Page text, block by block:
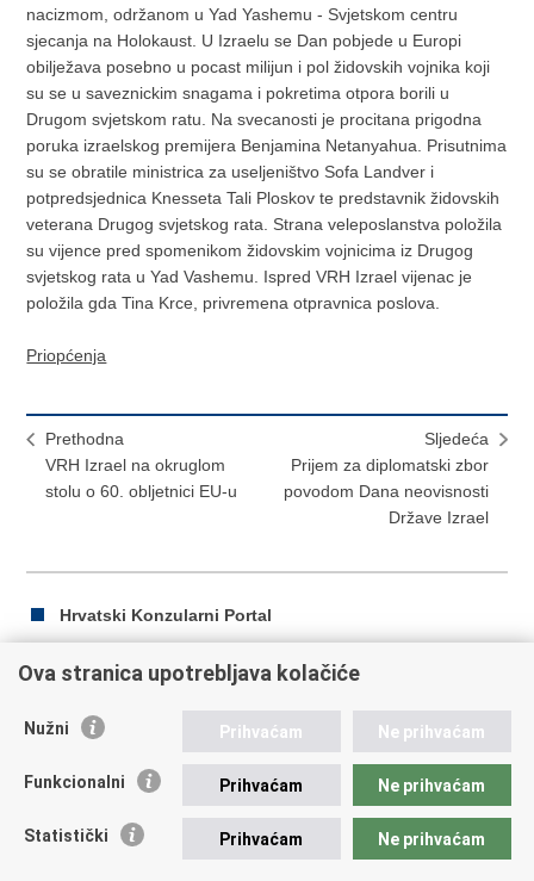
nacizmom, održanom u Yad Yashemu - Svjetskom centru
sjecanja na Holokaust. U Izraelu se Dan pobjede u Europi
obilježava posebno u pocast milijun i pol židovskih vojnika koji
su se u saveznickim snagama i pokretima otpora borili u
Drugom svjetskom ratu. Na svecanosti je procitana prigodna
poruka izraelskog premijera Benjamina Netanyahua. Prisutnima
su se obratile ministrica za useljeništvo Sofa Landver i
potpredsjednica Knesseta Tali Ploskov te predstavnik židovskih
veterana Drugog svjetskog rata. Strana veleposlanstva položila
su vijence pred spomenikom židovskim vojnicima iz Drugog
svjetskog rata u Yad Vashemu. Ispred VRH Izrael vijenac je
položila gda Tina Krce, privremena otpravnica poslova.
Priopćenja
Prethodna
VRH Izrael na okruglom
stolu o 60. obljetnici EU-u
Sljedeća
Prijem za diplomatski zbor
povodom Dana neovisnosti
Države Izrael
Hrvatski Konzularni Portal
Ispiši
Podijeli
Facebooku
Twitteru
Republika Hrvatska
Trg N.Š. Zrinskog 7-8, 10000 Zagreb
Ova stranica upotrebljava kolačiće
Nužni Prihvaćam Ne prihvaćam
Funkcionalni Prihvaćam Ne prihvaćam
Statistički Prihvaćam Ne prihvaćam